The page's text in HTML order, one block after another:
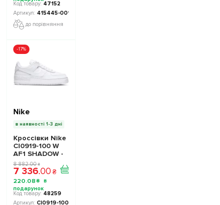
47152
415445-001
до порівняння
-17%
Nike
в наявності 1-3 дні
Кроссівки Nike
CI0919-100 W
AF1 SHADOW -
Офіційна
Продукція
8 882.00 ₴
7 336.00 ₴
220.08 ₴
48259
CI0919-100